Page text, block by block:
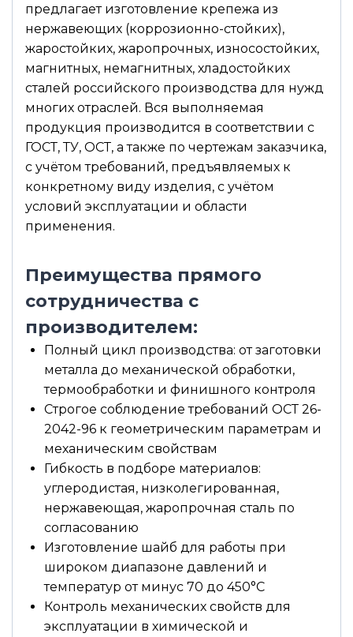
предлагает изготовление крепежа из
нержавеющих (коррозионно-стойких),
жаростойких, жаропрочных, износостойких,
магнитных, немагнитных, хладостойких
сталей российского производства для нужд
многих отраслей. Вся выполняемая
продукция производится в соответствии с
ГОСТ, ТУ, ОСТ, а также по чертежам заказчика,
с учётом требований, предъявляемых к
конкретному виду изделия, с учётом
условий эксплуатации и области
применения.
Преимущества прямого
сотрудничества с
производителем:
Полный цикл производства: от заготовки
металла до механической обработки,
термообработки и финишного контроля
Строгое соблюдение требований ОСТ 26-
2042-96 к геометрическим параметрам и
механическим свойствам
Гибкость в подборе материалов:
углеродистая, низколегированная,
нержавеющая, жаропрочная сталь по
согласованию
Изготовление шайб для работы при
широком диапазоне давлений и
температур от минус 70 до 450°С
Контроль механических свойств для
эксплуатации в химической и